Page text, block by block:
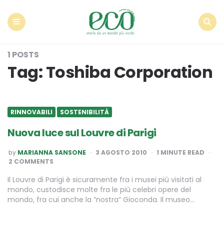
1 POSTS
Tag:Toshiba Corporation
RINNOVABILI SOSTENIBILITÀ
Nuova luce sul Louvre di Parigi
POSTED
BY
by MARIANNA SANSONE 3 AGOSTO 2010 1 MINUTE READ
2 COMMENTS
Il Louvre di Parigi è sicuramente fra i musei più visitati al
mondo, custodisce molte fra le più celebri opere del
mondo, fra cui anche la “nostra” Gioconda. Il museo…